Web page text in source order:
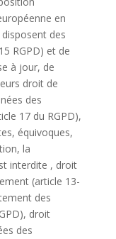
en
des
RGPD) et de
à jour, de
droit de
des
17 du RGPD),
équivoques,
la
interdite , droit
(article 13-
des
droit
des